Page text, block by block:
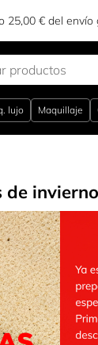
25,00 € del envío
lujo Maquillaje
de